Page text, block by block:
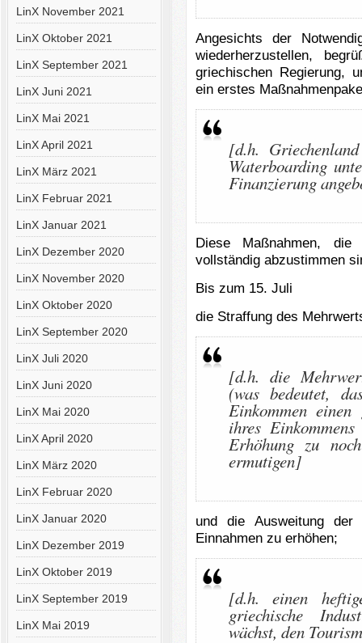
LinX November 2021
LinX Oktober 2021
LinX September 2021
LinX Juni 2021
LinX Mai 2021
LinX April 2021
LinX März 2021
LinX Februar 2021
LinX Januar 2021
LinX Dezember 2020
LinX November 2020
LinX Oktober 2020
LinX September 2020
LinX Juli 2020
LinX Juni 2020
LinX Mai 2020
LinX April 2020
LinX März 2020
LinX Februar 2020
LinX Januar 2020
LinX Dezember 2019
LinX Oktober 2019
LinX September 2019
LinX Mai 2019
Angesichts der
wiederherzustellen,
griechischen Regierung,
ein erstes
[d.h.
Waterboarding
Finanzierung
Diese Maßnahmen,
vollständig abzustimmen
Bis zum 15. Juli
die Straffung des
[d.h. die
(was bedeutet,
Einkommen einen
ihres
Erhöhung zu
ermutigen]
und die Ausweitung der
Einnahmen zu erhöhen;
[d.h. einen
griechische
wächst, den